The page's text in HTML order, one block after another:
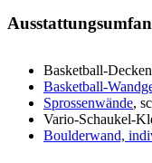
Basketball-
Basketball-
Sprossenwände,
Vario-Schaukel-
Boulderwand,